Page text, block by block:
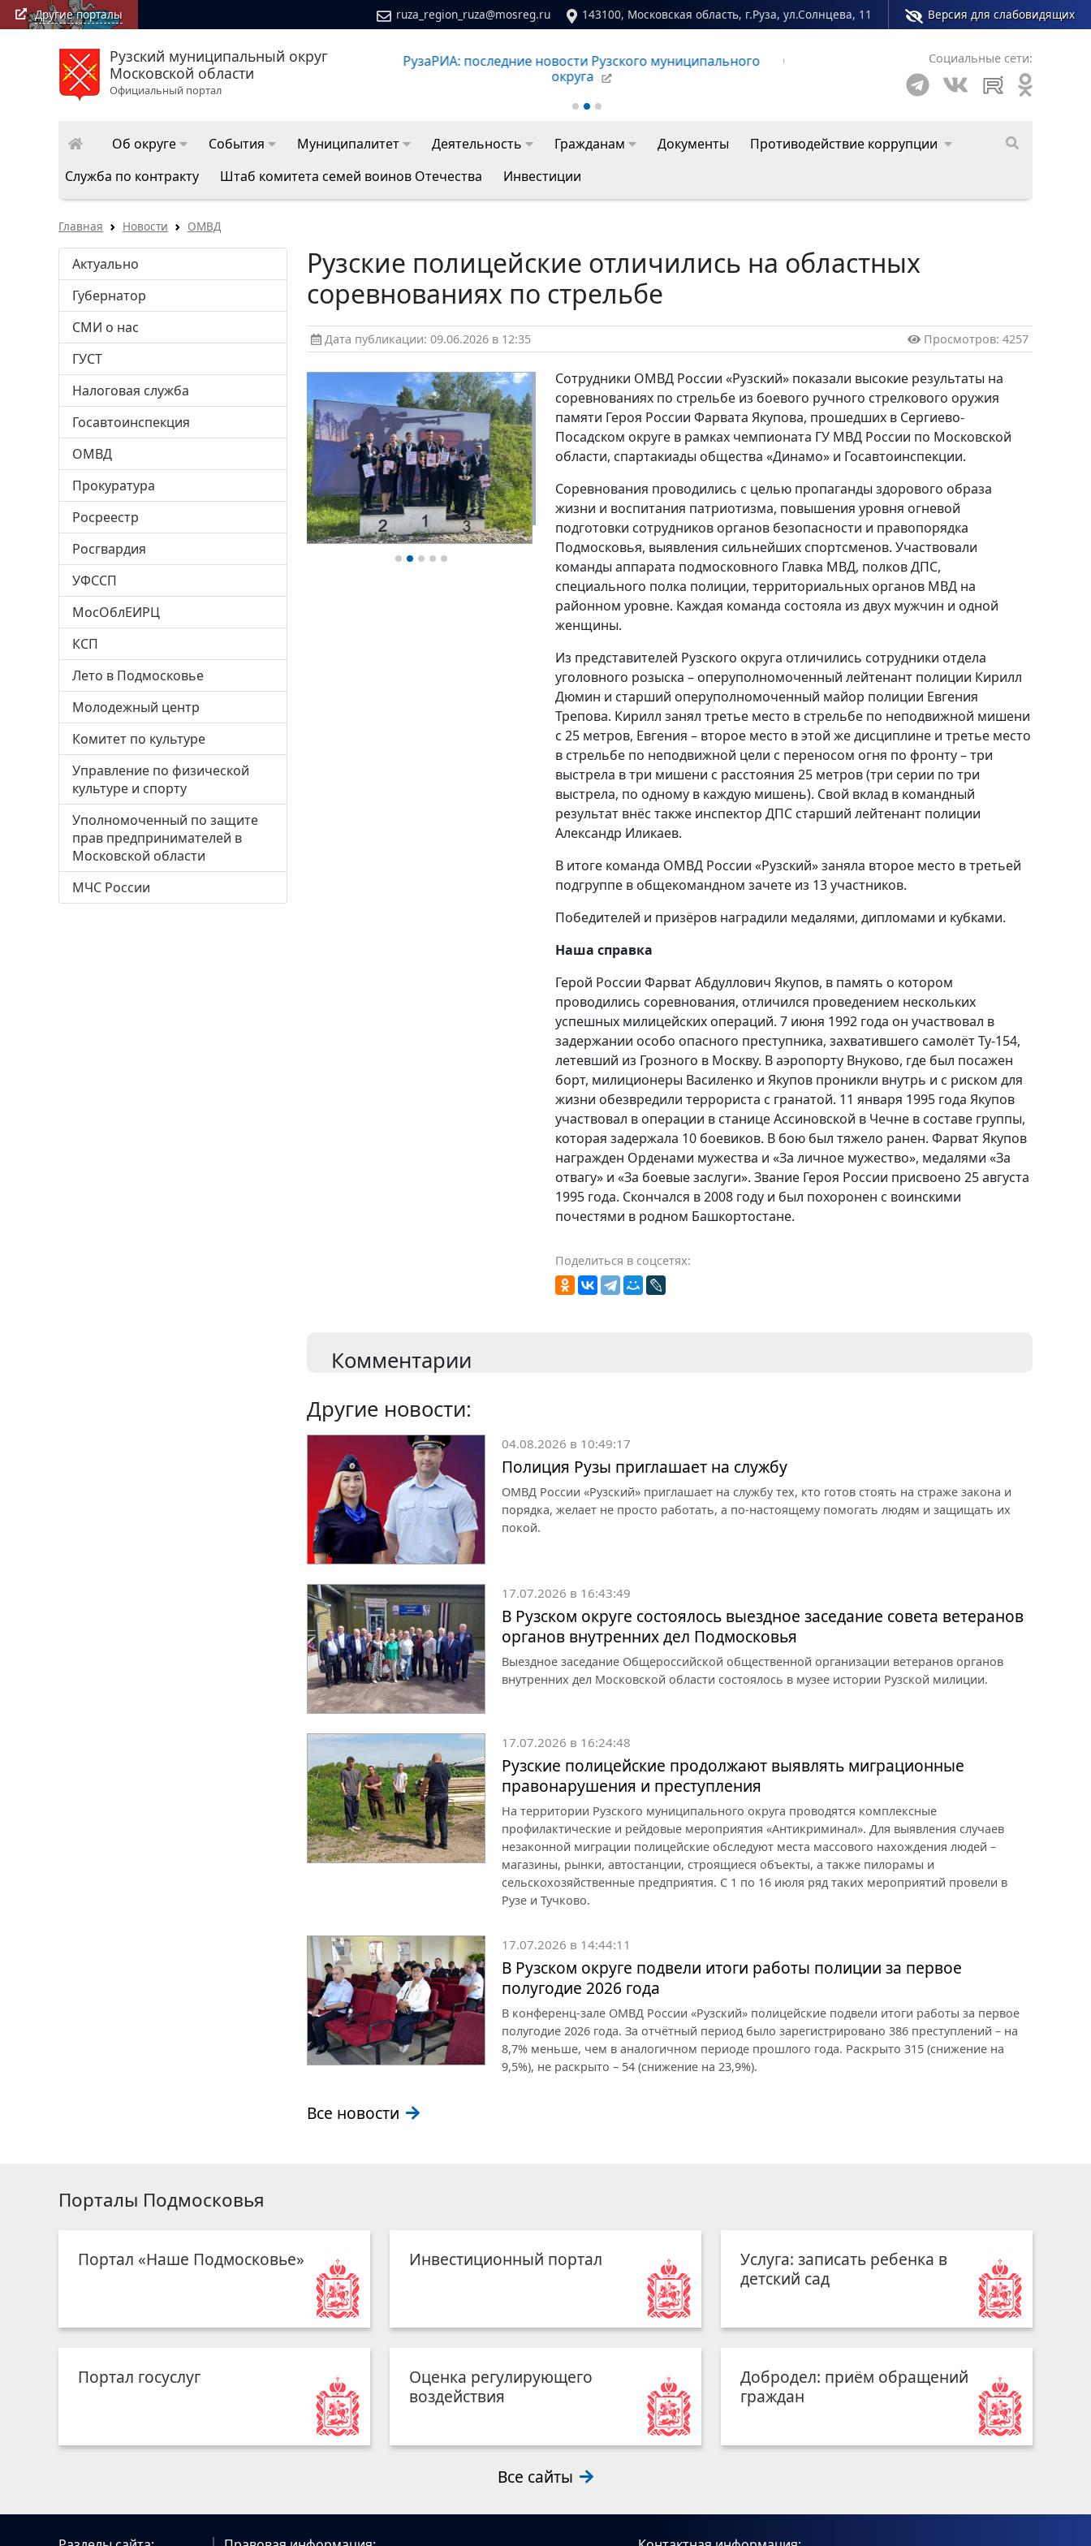
Другие порталы ruza_region_ruza@mosreg.ru 143100, Московская область, г.Руза, ул.Солнцева, 11 Версия для слабовидящих
Рузский муниципальный округ
Московской области
Официальный портал
Сайт молодежного центра Рузского муниципального округа Социальные сети:
Об округе События Муниципалитет Деятельность Гражданам Документы
Противодействие коррупции
Служба по контракту
Штаб комитета семей воинов Отечества Инвестиции
Главная Новости ОМВД
Актуально
Губернатор
СМИ о нас
ГУСТ
Налоговая служба
Госавтоинспекция
ОМВД
Прокуратура
Росреестр
Росгвардия
УФССП
МосОблЕИРЦ
КСП
Лето в Подмосковье
Молодежный центр
Комитет по культуре
Управление по физической
культуре и спорту
Уполномоченный по защите
прав предпринимателей в
Московской области
МЧС России
Рузские полицейские отличились на областных
соревнованиях по стрельбе
Дата публикации: 09.06.2026 в 12:35 Просмотров: 4257
Сотрудники ОМВД России «Рузский» показали высокие результаты на
соревнованиях по стрельбе из боевого ручного стрелкового оружия
памяти Героя России Фарвата Якупова, прошедших в Сергиево-
Посадском округе в рамках чемпионата ГУ МВД России по Московской
области, спартакиады общества «Динамо» и Госавтоинспекции.
Соревнования проводились с целью пропаганды здорового образа
жизни и воспитания патриотизма, повышения уровня огневой
подготовки сотрудников органов безопасности и правопорядка
Подмосковья, выявления сильнейших спортсменов. Участвовали
команды аппарата подмосковного Главка МВД, полков ДПС,
специального полка полиции, территориальных органов МВД на
районном уровне. Каждая команда состояла из двух мужчин и одной
женщины.
Из представителей Рузского округа отличились сотрудники отдела
уголовного розыска – оперуполномоченный лейтенант полиции Кирилл
Дюмин и старший оперуполномоченный майор полиции Евгения
Трепова. Кирилл занял третье место в стрельбе по неподвижной мишени
с 25 метров, Евгения – второе место в этой же дисциплине и третье место
в стрельбе по неподвижной цели с переносом огня по фронту – три
выстрела в три мишени с расстояния 25 метров (три серии по три
выстрела, по одному в каждую мишень). Свой вклад в командный
результат внёс также инспектор ДПС старший лейтенант полиции
Александр Иликаев.
В итоге команда ОМВД России «Рузский» заняла второе место в третьей
подгруппе в общекомандном зачете из 13 участников.
Победителей и призёров наградили медалями, дипломами и кубками.
Наша справка
Герой России Фарват Абдуллович Якупов, в память о котором
проводились соревнования, отличился проведением нескольких
успешных милицейских операций. 7 июня 1992 года он участвовал в
задержании особо опасного преступника, захватившего самолёт Ту-154,
летевший из Грозного в Москву. В аэропорту Внуково, где был посажен
борт, милиционеры Василенко и Якупов проникли внутрь и с риском для
жизни обезвредили террориста с гранатой. 11 января 1995 года Якупов
участвовал в операции в станице Ассиновской в Чечне в составе группы,
которая задержала 10 боевиков. В бою был тяжело ранен. Фарват Якупов
награжден Орденами мужества и «За личное мужество», медалями «За
отвагу» и «За боевые заслуги». Звание Героя России присвоено 25 августа
1995 года. Скончался в 2008 году и был похоронен с воинскими
почестями в родном Башкортостане.
Поделиться в соцсетях:
Комментарии
Другие новости:
04.08.2026 в 10:49:17
Полиция Рузы приглашает на службу
ОМВД России «Рузский» приглашает на службу тех, кто готов стоять на страже закона и
порядка, желает не просто работать, а по-настоящему помогать людям и защищать их
покой.
17.07.2026 в 16:43:49
В Рузском округе состоялось выездное заседание совета ветеранов
органов внутренних дел Подмосковья
Выездное заседание Общероссийской общественной организации ветеранов органов
внутренних дел Московской области состоялось в музее истории Рузской милиции.
17.07.2026 в 16:24:48
Рузские полицейские продолжают выявлять миграционные
правонарушения и преступления
На территории Рузского муниципального округа проводятся комплексные
профилактические и рейдовые мероприятия «Антикриминал». Для выявления случаев
незаконной миграции полицейские обследуют места массового нахождения людей –
магазины, рынки, автостанции, строящиеся объекты, а также пилорамы и
сельскохозяйственные предприятия. С 1 по 16 июля ряд таких мероприятий провели в
Рузе и Тучково.
17.07.2026 в 14:44:11
В Рузском округе подвели итоги работы полиции за первое
полугодие 2026 года
В конференц-зале ОМВД России «Рузский» полицейские подвели итоги работы за первое
полугодие 2026 года. За отчётный период было зарегистрировано 386 преступлений – на
8,7% меньше, чем в аналогичном периоде прошлого года. Раскрыто 315 (снижение на
9,5%), не раскрыто – 54 (снижение на 23,9%).
Все новости
Порталы Подмосковья
Портал «Наше Подмосковье» Инвестиционный портал
Услуга: записать ребенка в
детский сад
Портал госуслуг
Оценка регулирующего
воздействия
Добродел: приём обращений
граждан
Все сайты